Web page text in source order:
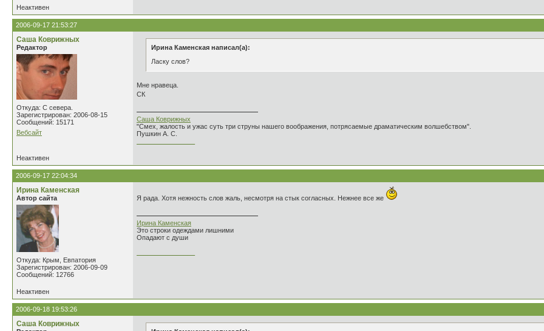
Неактивен
2006-09-17 21:53:27
Саша Коврижных
Редактор
Откуда: С севера.
Зарегистрирован: 2006-08-15
Сообщений: 15171
Вебсайт
Ирина Каменская написал(а):
Ласку слов?
Мне нравеца.
СК
Саша Коврижных
"Смех, жалость и ужас суть три струны нашего воображения, потрясаемые драматическим волшебством".
Пушкин А. С.
Неактивен
2006-09-17 22:04:34
Ирина Каменская
Автор сайта
Откуда: Крым, Евпатория
Зарегистрирован: 2006-09-09
Сообщений: 12766
Я рада. Хотя нежность слов жаль, несмотря на стык согласных. Нежнее все же
Ирина Каменская
Это строки одеждами лишними
Опадают с души
Неактивен
2006-09-18 19:53:26
Саша Коврижных